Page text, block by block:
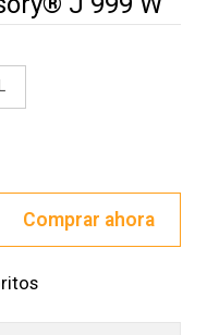
Comprar ahora